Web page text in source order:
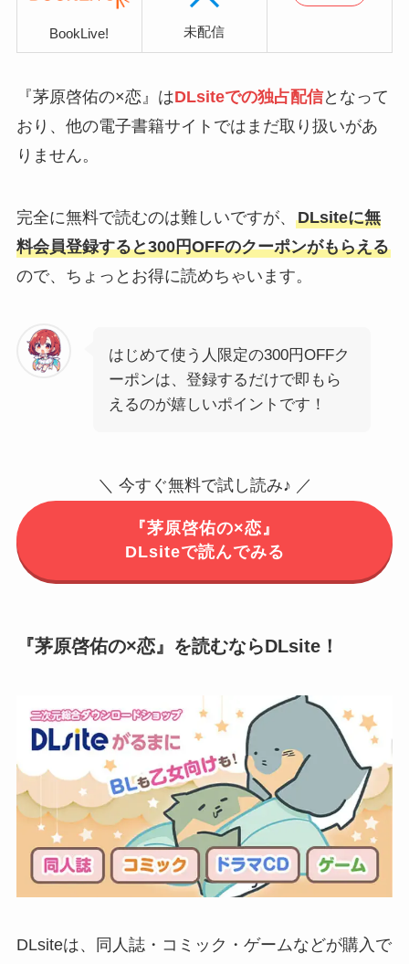
BookLive! 未配信
『茅原啓佑の×恋』はDLsiteでの独占配信となって
おり、他の電子書籍サイトではまだ取り扱いがあ
りません。
完全に無料で読むのは難しいですが、 DLsiteに無
料会員登録すると300円OFFのクーポンがもらえる
ので、ちょっとお得に読めちゃいます。
はじめて使う人限定の300円OFFク
ーポンは、登録するだけで即もら
えるのが嬉しいポイントです！
＼ 今すぐ無料で試し読み♪ ／
『茅原啓佑の×恋』
DLsiteで読んでみる
『茅原啓佑の×恋』を読むならDLsite！
DLsiteは、同人誌・コミック・ゲームなどが購入で